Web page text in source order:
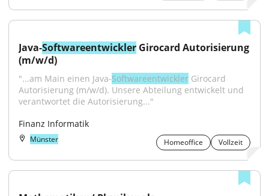
Java-Softwareentwickler Girocard Autorisierung
(m/w/d)
"...am Main einen Java-Softwareentwickler Girocard
Autorisierung (m/w/d). Unsere Abteilung entwickelt und
verantwortet die Autorisierung..."
Finanz Informatik
Münster Homeoffice Vollzeit